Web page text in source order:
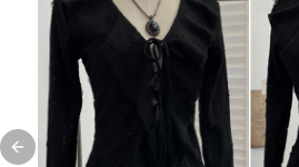
Previous slide